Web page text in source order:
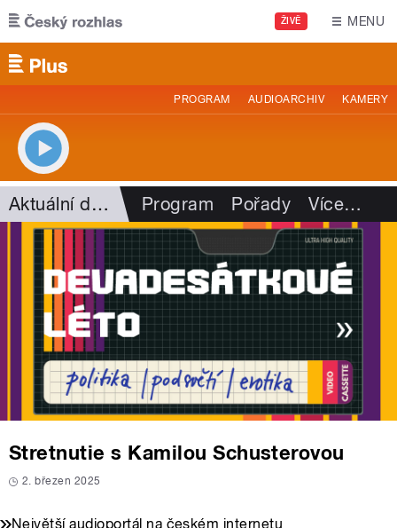
Přejít k hlavnímu obsahu
ŽIVĚ MENU
PROGRAM AUDIOARCHIV KAMERY
Aktuální dění Program Pořady Více…
Stretnutie s Kamilou Schusterovou
2. březen 2025
Největší audioportál na českém internetu